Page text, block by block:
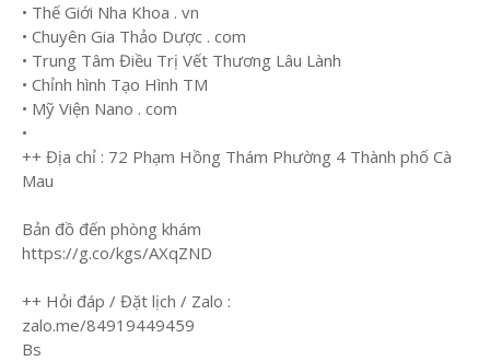
• Thế Giới Nha Khoa . vn
• Chuyên Gia Thảo Dược . com
• Trung Tâm Điều Trị Vết Thương Lâu Lành
• Chỉnh hình Tạo Hình TM
• Mỹ Viện Nano . com
•
++ Địa chỉ : 72 Phạm Hồng Thám Phường 4 Thành phố Cà
Mau
Bản đồ đến phòng khám
https://g.co/kgs/AXqZND
++ Hỏi đáp / Đặt lịch / Zalo :
zalo.me/84919449459
Bs